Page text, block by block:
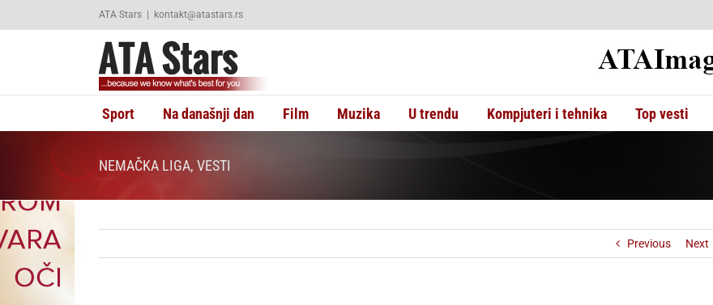
ATA Stars | kontakt@atastars.rs
Sport Na današnji dan Film Muzika U trendu Kompjuteri i tehnika Top vesti
NEMAČKA LIGA, VESTI
Previous Next